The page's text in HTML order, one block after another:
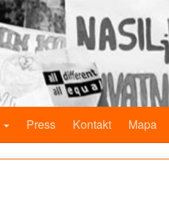
Press Kontakt Mapa